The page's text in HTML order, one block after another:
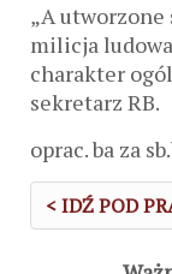
„A
milicja
charakter
sekretarz RB.
oprac. ba za
< IDŹ POD